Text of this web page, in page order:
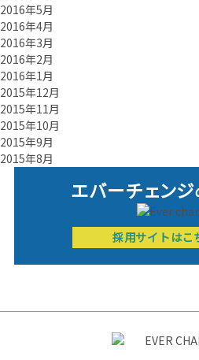
2016年5月
2016年4月
2016年3月
2016年2月
2016年1月
2015年12月
2015年11月
2015年10月
2015年9月
2015年8月
エバーチェンジ
採用サイトはこ